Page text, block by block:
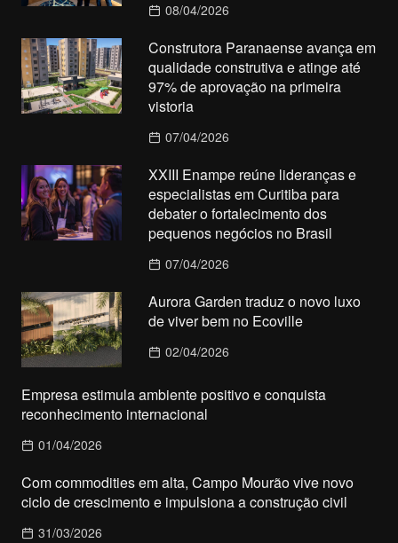
08/04/2026
Construtora Paranaense avança em
qualidade construtiva e atinge até
97% de aprovação na primeira
vistoria
07/04/2026
XXIII Enampe reúne lideranças e
especialistas em Curitiba para
debater o fortalecimento dos
pequenos negócios no Brasil
07/04/2026
Aurora Garden traduz o novo luxo
de viver bem no Ecoville
02/04/2026
Empresa estimula ambiente positivo e conquista
reconhecimento internacional
01/04/2026
Com commodities em alta, Campo Mourão vive novo
ciclo de crescimento e impulsiona a construção civil
31/03/2026